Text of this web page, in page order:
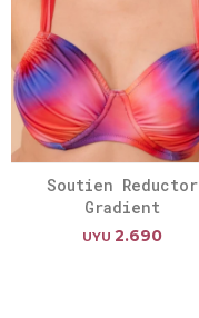
Soutien Reductor
Gradient
UYU 2.690